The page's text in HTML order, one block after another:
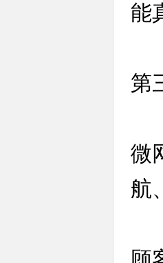
能
第
微
航